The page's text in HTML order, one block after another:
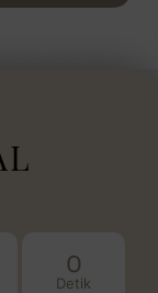
0
Detik